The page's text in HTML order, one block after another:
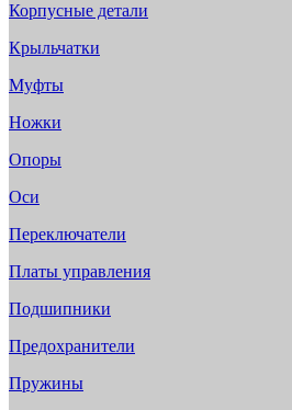
Корпусные детали
Крыльчатки
Муфты
Ножки
Опоры
Оси
Переключатели
Платы управления
Подшипники
Предохранители
Пружины